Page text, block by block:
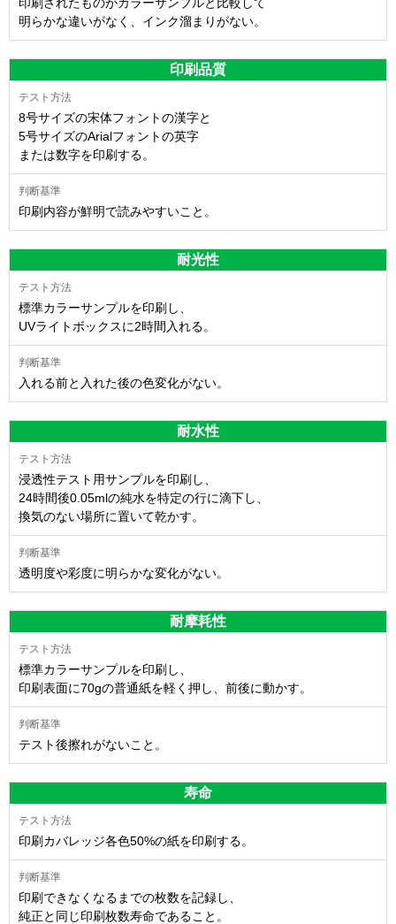
明らかな違いがなく、インク溜まりがない。
印刷品質
8号サイズの宋体フォントの漢字と
5号サイズのArialフォントの英字
または数字を印刷する。
印刷内容が鮮明で読みやすいこと。
耐光性
標準カラーサンプルを印刷し、
UVライトボックスに2時間入れる。
入れる前と入れた後の色変化がない。
耐水性
浸透性テスト用サンプルを印刷し、
24時間後0.05mlの純水を特定の行に滴下し、
換気のない場所に置いて乾かす。
透明度や彩度に明らかな変化がない。
耐摩耗性
標準カラーサンプルを印刷し、
印刷表面に70gの普通紙を軽く押し、前後に動かす。
テスト後擦れがないこと。
寿命
印刷カバレッジ各色50%の紙を印刷する。
印刷できなくなるまでの枚数を記録し、
純正と同じ印刷枚数寿命であること。